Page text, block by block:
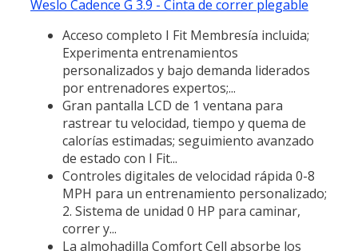
Weslo Cadence G 3.9 - Cinta de correr plegable
Acceso completo I Fit Membresía incluida;
Experimenta entrenamientos
personalizados y bajo demanda liderados
por entrenadores expertos;...
Gran pantalla LCD de 1 ventana para
rastrear tu velocidad, tiempo y quema de
calorías estimadas; seguimiento avanzado
de estado con I Fit...
Controles digitales de velocidad rápida 0-8
MPH para un entrenamiento personalizado;
2. Sistema de unidad 0 HP para caminar,
correr y...
La almohadilla Comfort Cell absorbe los